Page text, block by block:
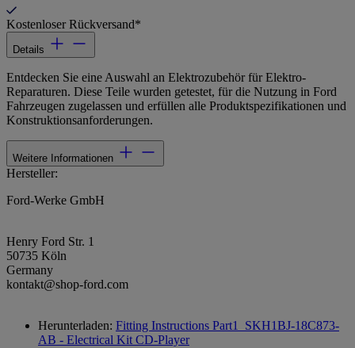
Kostenloser Rückversand*
Details
Entdecken Sie eine Auswahl an Elektrozubehör für Elektro-
Reparaturen. Diese Teile wurden getestet, für die Nutzung in Ford
Fahrzeugen zugelassen und erfüllen alle Produktspezifikationen und
Konstruktionsanforderungen.
Weitere Informationen
Hersteller:
Ford-Werke GmbH
Henry Ford Str. 1
50735 Köln
Germany
kontakt@shop-ford.com
Herunterladen: Fitting Instructions Part1_SKH1BJ-18C873-
AB - Electrical Kit CD-Player